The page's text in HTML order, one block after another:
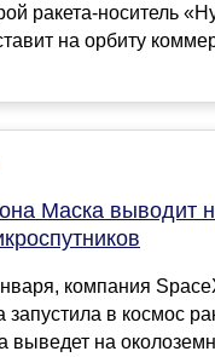
ракета-носитель
на орбиту
Маска выводит
компания
в космос
выведет на